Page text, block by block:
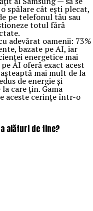
spălare cât ești plecat,
pe telefonul tău sau
totul fără
adevărat oamenii: 73%
bazate pe AI, iar
energetice mai
AI oferă exact acest
mai mult de la
de energie și
care țin. Gama
aceste cerințe într-o
alături de tine?